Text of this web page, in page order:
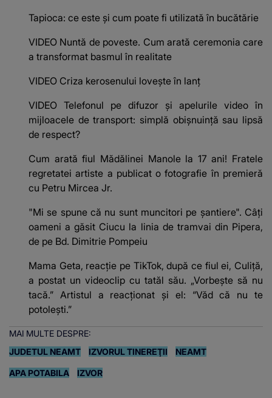
Tapioca: ce este și cum poate fi utilizată în bucătărie
VIDEO Nuntă de poveste. Cum arată ceremonia care
a transformat basmul în realitate
VIDEO Criza kerosenului lovește în lanț
VIDEO Telefonul pe difuzor și apelurile video în
mijloacele de transport: simplă obișnuință sau lipsă
de respect?
Cum arată fiul Mădălinei Manole la 17 ani! Fratele
regretatei artiste a publicat o fotografie în premieră
cu Petru Mircea Jr.
"Mi se spune că nu sunt muncitori pe șantiere". Câţi
oameni a găsit Ciucu la linia de tramvai din Pipera,
de pe Bd. Dimitrie Pompeiu
Mama Geta, reacție pe TikTok, după ce fiul ei, Culiță,
a postat un videoclip cu tatăl său. „Vorbește să nu
tacă.” Artistul a reacționat și el: “Văd că nu te
potoleşti.”
MAI MULTE DESPRE:
JUDETUL NEAMT
IZVORUL TINEREŢII NEAMT
APA POTABILA IZVOR